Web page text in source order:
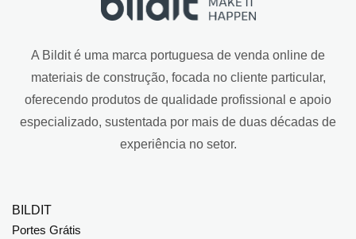
A Bildit é uma marca portuguesa de venda online de
materiais de construção, focada no cliente particular,
oferecendo produtos de qualidade profissional e apoio
especializado, sustentada por mais de duas décadas de
experiência no setor.
BILDIT
Portes Grátis